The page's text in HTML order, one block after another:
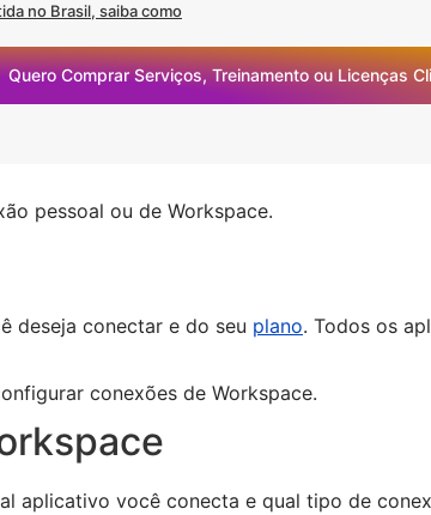
no Brasil, saiba como
Quero Comprar Serviços, Treinamento ou Licenças
pessoal ou de Workspace.
deseja conectar e do seu plano. Todos os
conexões de Workspace.
aplicativo você conecta e qual tipo de